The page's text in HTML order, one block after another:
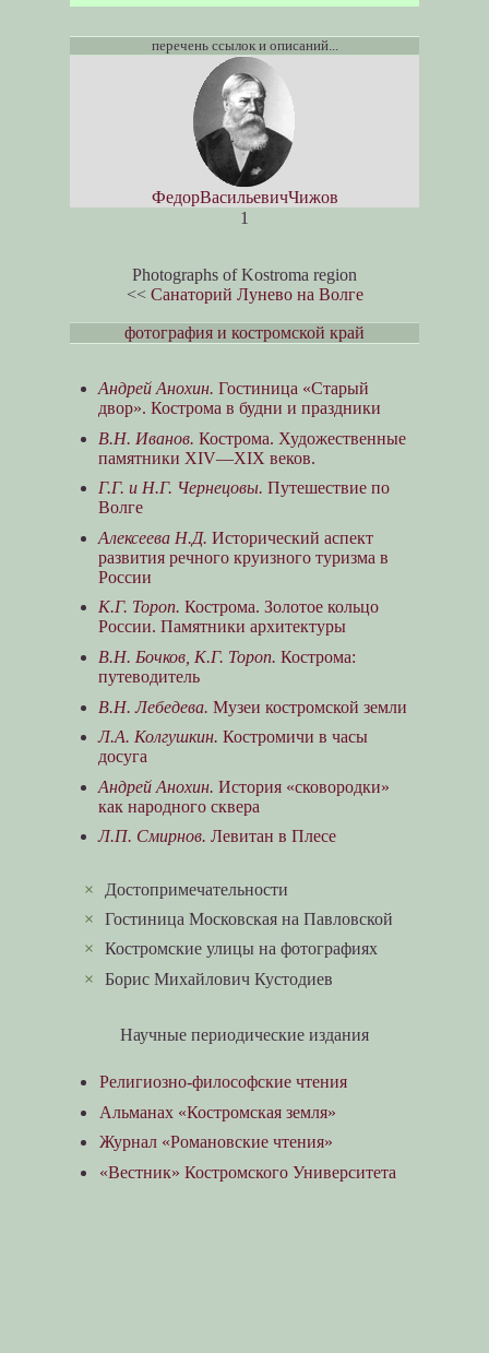
перечень ссылок и описаний...
ФедорВасильевичЧижов
1
Photographs of Kostroma region
<< Санаторий Лунево на Волге
фотография и костромской край
Андрей Анохин. Гостиница «Старый
двор». Кострома в будни и праздники
В.Н. Иванов. Кострома. Художественные
памятники XIV—XIX веков.
Г.Г. и Н.Г. Чернецовы. Путешествие по
Волге
Алексеева Н.Д. Исторический аспект
развития речного круизного туризма в
России
К.Г. Тороп. Кострома. Золотое кольцо
России. Памятники архитектуры
В.Н. Бочков, К.Г. Тороп. Кострома:
путеводитель
В.Н. Лебедева. Музеи костромской земли
Л.А. Колгушкин. Костромичи в часы
досуга
Андрей Анохин. История «сковородки»
как народного сквера
Л.П. Смирнов. Левитан в Плесе
Достопримечательности
×Гостиница Московская на Павловской
×Костромские улицы на фотографиях
×Борис Михайлович Кустодиев
Научные периодические издания
Религиозно-философские чтения
Альманах «Костромская земля»
Журнал «Романовские чтения»
«Вестник» Костромского Университета